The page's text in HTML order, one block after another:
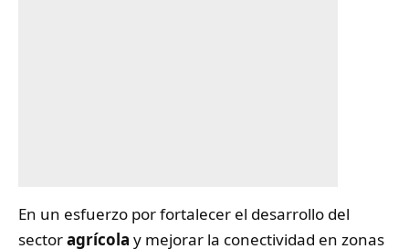
En un esfuerzo por fortalecer el desarrollo del
sectoragrícola y mejorar la conectividad en zonas